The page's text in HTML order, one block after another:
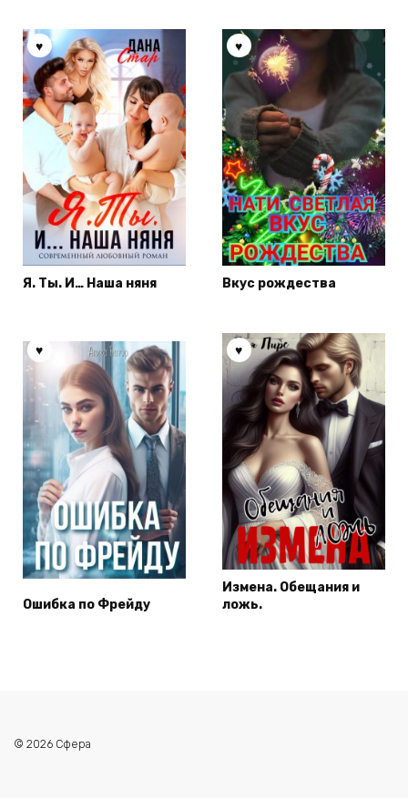
Я. Ты. И… Наша няня Вкус рождества
Ошибка по Фрейду
Измена. Обещания и
ложь.
© 2026 Сфера